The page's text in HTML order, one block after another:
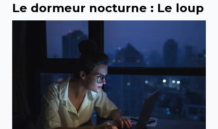
Le dormeur nocturne : Le loup